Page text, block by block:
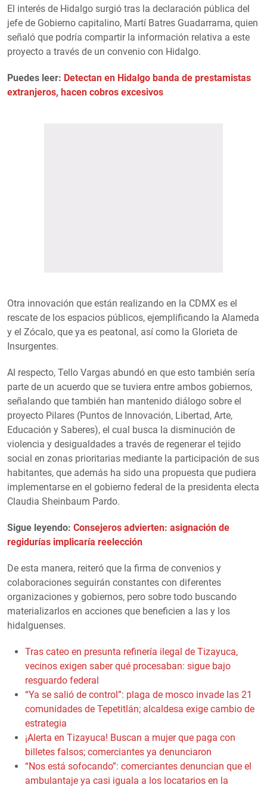
El interés de Hidalgo surgió tras la declaración pública del
jefe de Gobierno capitalino, Martí Batres Guadarrama, quien
señaló que podría compartir la información relativa a este
proyecto a través de un convenio con Hidalgo.
Puedes leer: Detectan en Hidalgo banda de prestamistas
extranjeros, hacen cobros excesivos
Otra innovación que están realizando en la CDMX es el
rescate de los espacios públicos, ejemplificando la Alameda
y el Zócalo, que ya es peatonal, así como la Glorieta de
Insurgentes.
Al respecto, Tello Vargas abundó en que esto también sería
parte de un acuerdo que se tuviera entre ambos gobiernos,
señalando que también han mantenido diálogo sobre el
proyecto Pilares (Puntos de Innovación, Libertad, Arte,
Educación y Saberes), el cual busca la disminución de
violencia y desigualdades a través de regenerar el tejido
social en zonas prioritarias mediante la participación de sus
habitantes, que además ha sido una propuesta que pudiera
implementarse en el gobierno federal de la presidenta electa
Claudia Sheinbaum Pardo.
Sigue leyendo: Consejeros advierten: asignación de
regidurías implicaría reelección
De esta manera, reiteró que la firma de convenios y
colaboraciones seguirán constantes con diferentes
organizaciones y gobiernos, pero sobre todo buscando
materializarlos en acciones que beneficien a las y los
hidalguenses.
Tras cateo en presunta refinería ilegal de Tizayuca,
vecinos exigen saber qué procesaban: sigue bajo
resguardo federal
“Ya se salió de control”: plaga de mosco invade las 21
comunidades de Tepetitlán; alcaldesa exige cambio de
estrategia
¡Alerta en Tizayuca! Buscan a mujer que paga con
billetes falsos; comerciantes ya denunciaron
“Nos está sofocando”: comerciantes denuncian que el
ambulantaje ya casi iguala a los locatarios en la